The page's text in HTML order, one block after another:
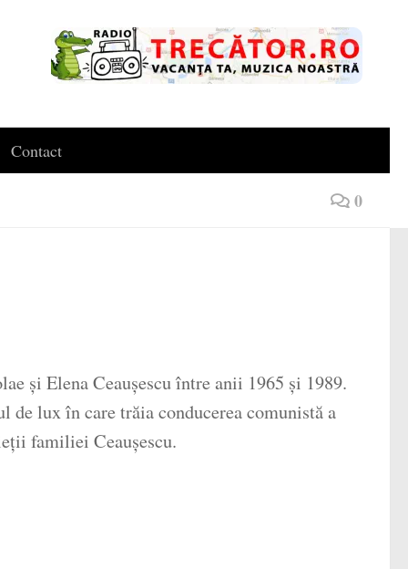
Contact
0
și Elena Ceaușescu între anii 1965 și 1989.
lux în care trăia conducerea comunistă a
familiei Ceaușescu.